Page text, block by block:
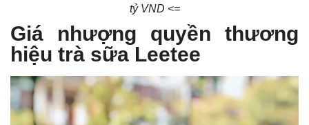
tỷ VND <=
Giá nhượng quyền thương
hiệu trà sữa Leetee